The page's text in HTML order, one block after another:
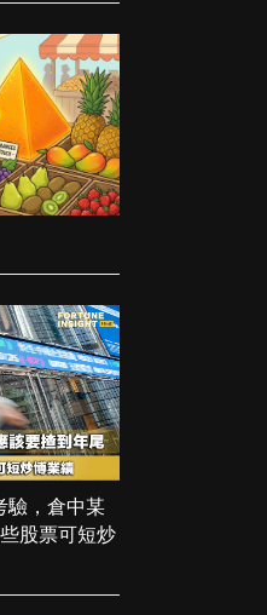
驗，倉中某
股票可短炒